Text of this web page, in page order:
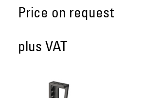
Price on request
plus VAT